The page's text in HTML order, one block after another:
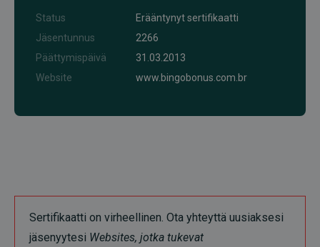
Status
Erääntynyt sertifikaatti
Jäsentunnus
2266
Päättymispäivä
31.03.2013
Website
www.bingobonus.com.br
Sertifikaatti on virheellinen. Ota yhteyttä uusiaksesi
jäsenyytesi Websites, jotka tukevat